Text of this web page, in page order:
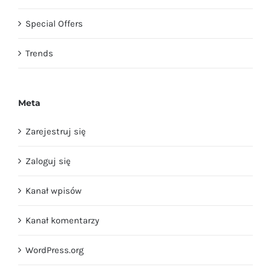
Special Offers
Trends
Meta
Zarejestruj się
Zaloguj się
Kanał wpisów
Kanał komentarzy
WordPress.org